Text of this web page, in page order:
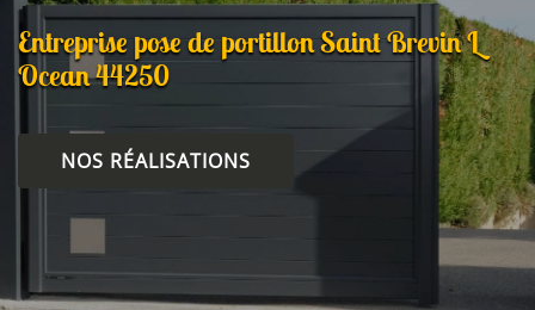
Entreprise pose de portillon Saint Brevin L
Ocean 44250
NOS RÉALISATIONS